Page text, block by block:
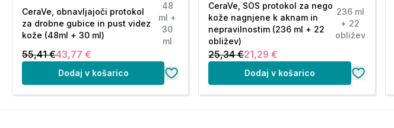
CeraVe, obnavljajoči protokol
za drobne gubice in pust videz
kože (48ml + 30 ml)
48
ml +
30
ml
55,41 €43,77 €
Dodaj v košarico
CeraVe, SOS protokol za nego
kože nagnjene k aknam in
nepravilnostim (236 ml + 22
obližev)
236 ml
+ 22
obližev
25,34 €21,29 €
Dodaj v košarico